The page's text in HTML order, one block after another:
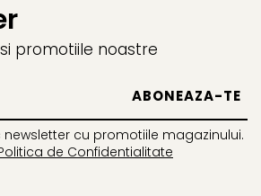
promotiile noastre
cu promotiile magazinului.
de Confidentialitate